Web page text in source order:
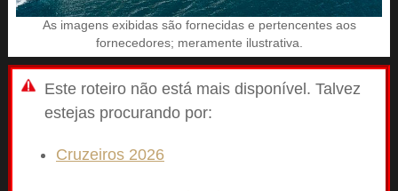
As imagens exibidas são fornecidas e pertencentes aos
fornecedores; meramente ilustrativa.
Este roteiro não está mais disponível. Talvez
estejas procurando por:
Cruzeiros 2026